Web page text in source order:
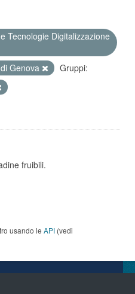
Tecnologie Digitalizzazione
Genova
Gruppi:
fruibili.
usando le API (vedi